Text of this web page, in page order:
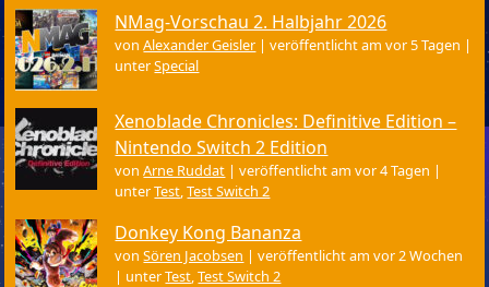
NMag-Vorschau 2. Halbjahr 2026
vonAlexander Geisler |veröffentlicht am vor 5 Tagen |
unterSpecial
Xenoblade Chronicles: Definitive Edition –
Nintendo Switch 2 Edition
vonArne Ruddat |veröffentlicht am vor 4 Tagen |
unterTest,Test Switch 2
Donkey Kong Bananza
vonSören Jacobsen |veröffentlicht am vor 2 Wochen
| unterTest,Test Switch 2